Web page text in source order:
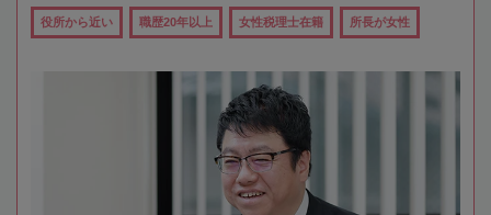
役所から近い 職歴20年以上 女性税理士在籍 所長が女性